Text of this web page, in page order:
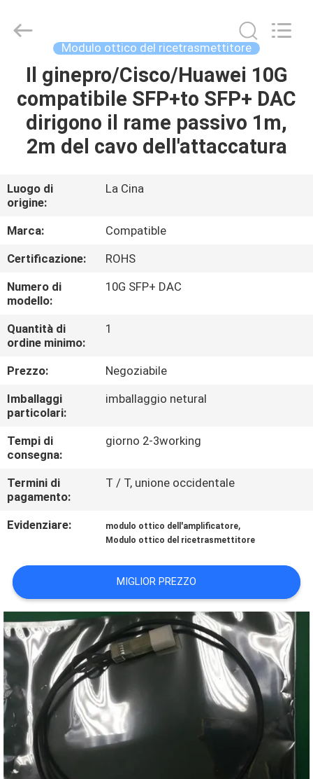
CASA
PRODOTTI
NOI
GIRO
DELLA
FABBRICA
CONTROLLO
DI
QUALITÀ
CONTATTICI
NOTIZIE
RICHIEDA
UNA
MAPPA
DEL
SITO
PRIVACY
POLICY
Blueto
Electronics&Communication
Reserved.
Modulo ottico del ricetrasmettitore
Il ginepro/Cisco/Huawei 10G
compatibile SFP+to SFP+ DAC
dirigono il rame passivo 1m,
2m del cavo dell'attaccatura
Luogo di
origine:
La Cina
Marca:
Compatible
Certificazione:
ROHS
Numero di
modello:
10G SFP+ DAC
Quantità di
ordine minimo:
1
Prezzo:
Negoziabile
Imballaggi
particolari:
imballaggio netural
Tempi di
consegna:
giorno 2-3working
Termini di
pagamento:
T / T, unione occidentale
Evidenziare: modulo ottico dell'amplificatore,
Modulo ottico del ricetrasmettitore
MIGLIOR PREZZO